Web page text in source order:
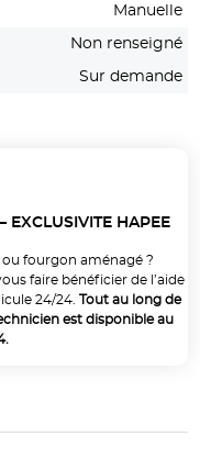
Manuelle
Non renseigné
Sur demande
HAPEE
fourgon aménagé ?
faire bénéficier de l’aide
24/24. Tout au long de
est disponible au